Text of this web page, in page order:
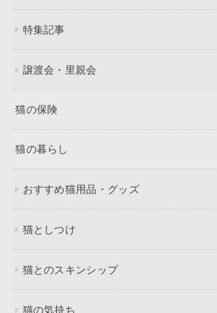
特集記事
譲渡会・里親会
猫の保険
猫の暮らし
おすすめ猫用品・グッズ
猫としつけ
猫とのスキンシップ
猫の気持ち